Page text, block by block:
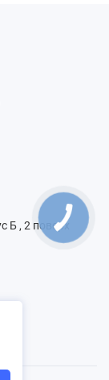
Б , 2 поверх